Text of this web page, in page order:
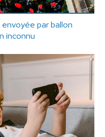
par ballon
inconnu